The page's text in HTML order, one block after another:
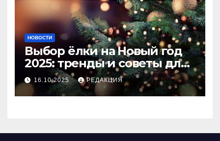
НОВОСТИ
Выбор ёлки на Новый год
2025: тренды и советы для
идеального праздника
16.10.2025 РЕДАКЦИЯ